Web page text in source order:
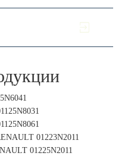
01223N2011
01225N2011